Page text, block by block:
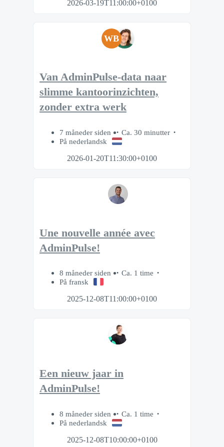
2026-03-19T11:00:00+0100
WB
Van AdminPulse-data naar
slimme kantoorinzichten,
zonder extra werk
7 måneder siden
Ca. 30 minutter
På nederlandsk
2026-01-20T11:30:00+0100
Une nouvelle année avec
AdminPulse!
8 måneder siden
Ca. 1 time
På fransk
2025-12-08T11:00:00+0100
Een nieuw jaar in
AdminPulse!
8 måneder siden
Ca. 1 time
På nederlandsk
2025-12-08T10:00:00+0100